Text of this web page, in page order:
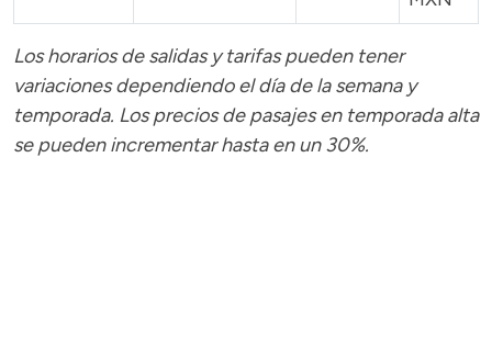
Los horarios de salidas y tarifas pueden tener
variaciones dependiendo el día de la semana y
temporada. Los precios de pasajesen temporada alta
se pueden incrementar hasta en un 30%.